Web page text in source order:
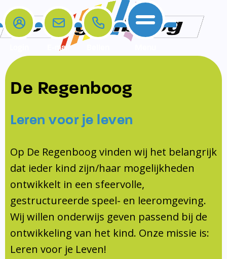
Home
De school
Opleiding en Stage
KomKids
Schoolvakanties
Ouderraad
Medezeggenschapsraad
Documentatie
Formulieren
Ouders
Ouders
Contact
Contact
Contact
Samenwerkingen
Samenwerkingen
Schoollogopedist
E-mail
De Regenboog
Leren voor je leven
Op De Regenboog vinden wij het belangrijk
dat ieder kind zijn/haar mogelijkheden
ontwikkelt in een sfeervolle,
gestructureerde speel- en leeromgeving.
Wij willen onderwijs geven passend bij de
ontwikkeling van het kind. Onze missie is:
Leren voor je Leven!